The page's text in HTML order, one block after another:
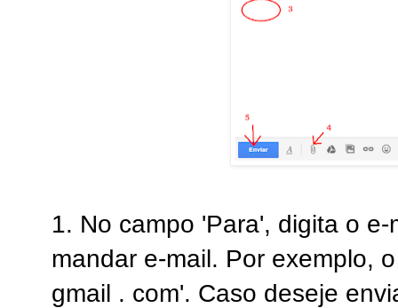
1. No campo 'Para', digita o
mandar e-mail. Por exemplo,
gmail . com'. Caso deseje